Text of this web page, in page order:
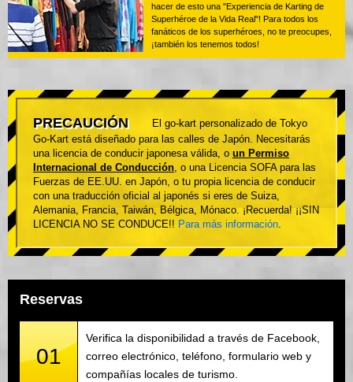
hacer de esto una "Experiencia de Karting de
Superhéroe de la Vida Real"! Para todos los
fanáticos de los superhéroes, no te preocupes,
¡también los tenemos todos!
PRECAUCIÓN
El go-kart personalizado de Tokyo
Go-Kart está diseñado para las calles de Japón. Necesitarás
una licencia de conducir japonesa válida, o un Permiso
Internacional de Conducción, o una Licencia SOFA para las
Fuerzas de EE.UU. en Japón, o tu propia licencia de conducir
con una traducción oficial al japonés si eres de Suiza,
Alemania, Francia, Taiwán, Bélgica, Mónaco. ¡Recuerda! ¡¡SIN
LICENCIA NO SE CONDUCE!! Para más información.
Reservas
01
Verifica la disponibilidad a través de Facebook,
correo electrónico, teléfono, formulario web y
compañías locales de turismo.